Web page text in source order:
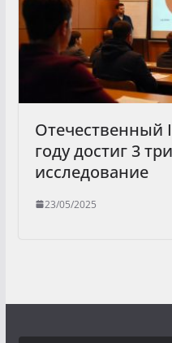
Отечественный
году достиг 3
исследование
23/05/2025